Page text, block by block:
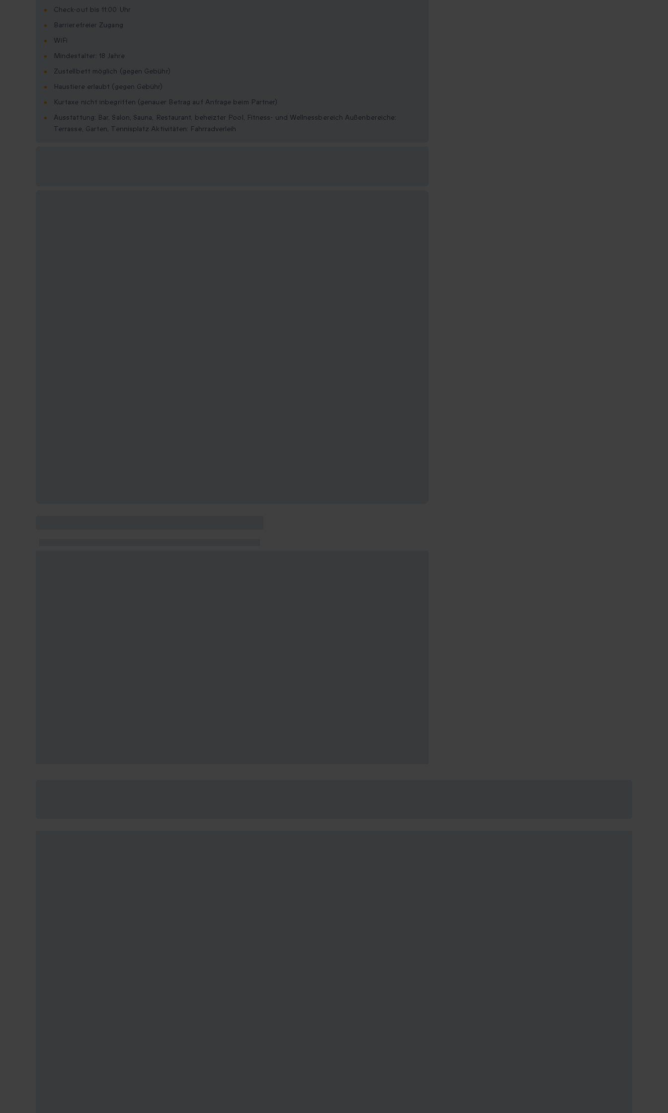
Check-out bis 11:00 Uhr
Barrierefreier Zugang
WiFi
Mindestalter: 18 Jahre
Zustellbett möglich (gegen Gebühr)
Haustiere erlaubt (gegen Gebühr)
Kurtaxe nicht inbegriffen (genauer Betrag auf Anfrage beim Partner)
Ausstattung: Bar, Salon, Sauna, Restaurant, beheizter Pool, Fitness- und Wellnessbereich Außenbereiche:
Terrasse, Garten, Tennisplatz Aktivitäten: Fahrradverleih